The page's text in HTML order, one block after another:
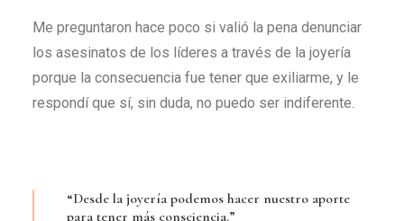
Me preguntaron hace poco si valió la pena denunciar
los asesinatos de los líderes a través de la joyería
porque la consecuencia fue tener que exiliarme, y le
respondí que sí, sin duda, no puedo ser indiferente.
“Desde la joyería podemos hacer nuestro aporte
para tener más consciencia.”